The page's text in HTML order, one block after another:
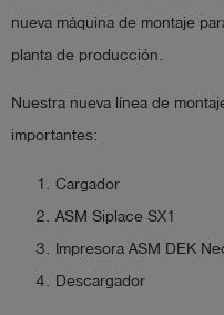
nueva máquina de montaje
planta de producción.
Nuestra nueva línea de
importantes:
Cargador
ASM Siplace SX1
Impresora ASM DEK
Descargador